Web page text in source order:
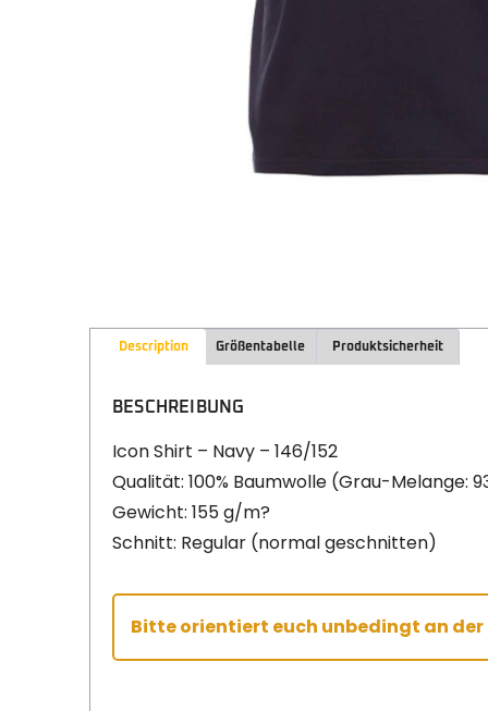
Description Größentabelle Produktsicherheit
BESCHREIBUNG
Icon Shirt – Navy – 146/152
Qualität: 100% Baumwolle (Grau-Melange:
Gewicht: 155 g/m?
Schnitt: Regular (normal geschnitten)
Bitte orientiert euch unbedingt an